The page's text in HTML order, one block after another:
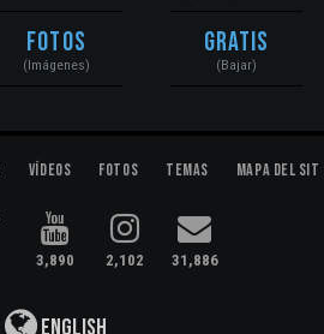
Fotos
(Imágenes)
Gratis
(Bajar)
Vídeos Fotos Temas Mapa del
3,890 2,102 31,886
English